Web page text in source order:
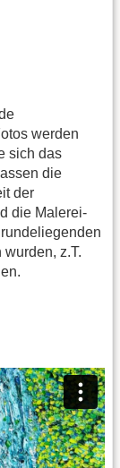
werden
sich das
die
der
die Malerei-
z.T.